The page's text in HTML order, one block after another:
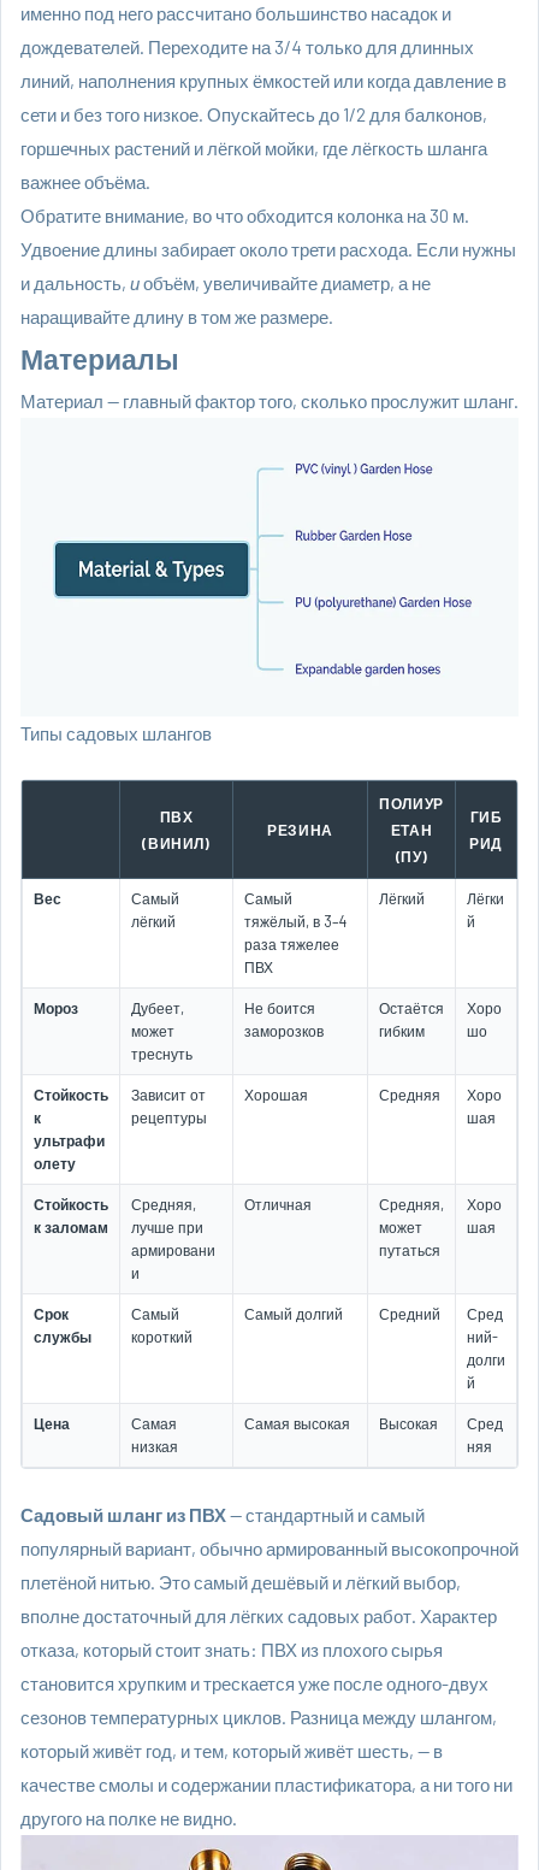
именно под него рассчитано большинство насадок и
дождевателей. Переходите на 3/4 только для длинных
линий, наполнения крупных ёмкостей или когда давление в
сети и без того низкое. Опускайтесь до 1/2 для балконов,
горшечных растений и лёгкой мойки, где лёгкость шланга
важнее объёма.
Обратите внимание, во что обходится колонка на 30 м.
Удвоение длины забирает около трети расхода. Если нужны
и дальность, иобъём, увеличивайте диаметр, а не
наращивайте длину в том же размере.
Материалы
Материал — главный фактор того, сколько прослужит шланг.
Типы садовых шлангов
ПВХ
(ВИНИЛ)
РЕЗИНА
ПОЛИУР
ЕТАН
(ПУ)
ГИБ
РИД
Вес
Самый
лёгкий
Самый
тяжёлый, в 3–4
раза тяжелее
ПВХ
Лёгкий
Лёгки
й
Мороз
Дубеет,
может
треснуть
Не боится
заморозков
Остаётся
гибким
Хоро
шо
Стойкость
к
ультрафи
олету
Зависит от
рецептуры
Хорошая Средняя
Хоро
шая
Стойкость
к заломам
Средняя,
лучше при
армировани
и
Отличная
Средняя,
может
путаться
Хоро
шая
Срок
службы
Самый
короткий
Самый долгий Средний
Сред
ний-
долги
й
Цена
Самая
низкая
Самая высокая Высокая
Сред
няя
Садовый шланг из ПВХ— стандартный и самый
популярный вариант, обычно армированный высокопрочной
плетёной нитью. Это самый дешёвый и лёгкий выбор,
вполне достаточный для лёгких садовых работ. Характер
отказа, который стоит знать: ПВХ из плохого сырья
становится хрупким и трескается уже после одного-двух
сезонов температурных циклов. Разница между шлангом,
который живёт год, и тем, который живёт шесть, — в
качестве смолы и содержании пластификатора, а ни того ни
другого на полке не видно.